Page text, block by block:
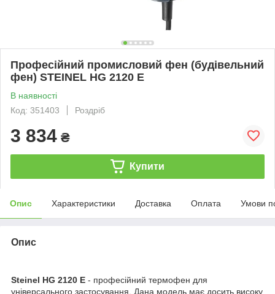
Професійний промисловий фен (будівельний
фен) STEINEL HG 2120 E
В наявності
Код: 351403
Роздріб
3 834 ₴
Купити
Опис Характеристики Доставка Оплата Умови
Опис
Steinel HG 2120 E - професійний термофен для
універсального застосування. Дана модель має досить високу